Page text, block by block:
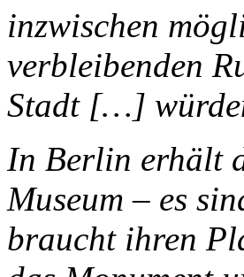
inzwischen
verbleibenden
Stadt […]
In Berlin erhält
Museum – es
braucht ihren